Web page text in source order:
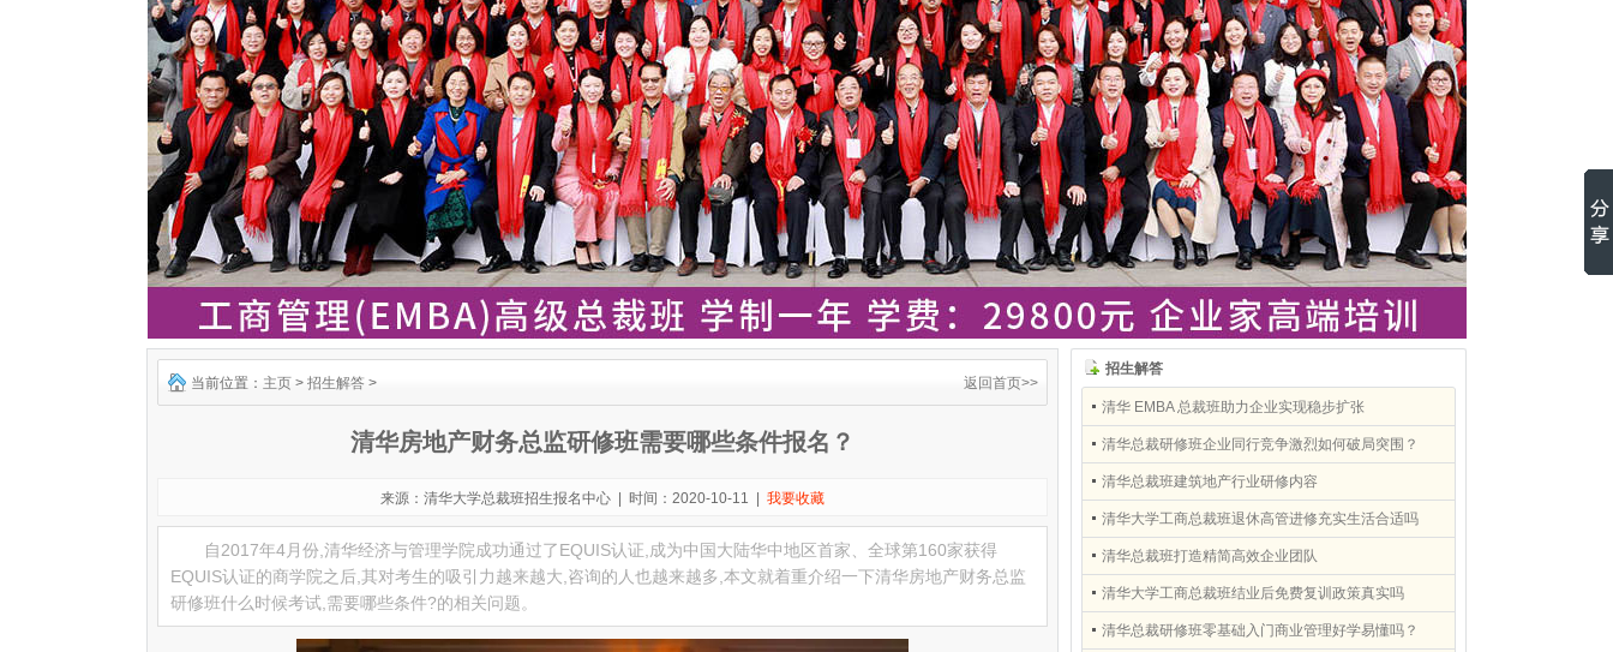
返回首页>>
当前位置： 主页 > 招生解答 >
清华房地产财务总监研修班需要哪些条件报名？
来源：清华大学总裁班招生报名中心 | 时间：2020-10-11 | 我要收藏
自2017年4月份,清华经济与管理学院成功通过了EQUIS认证,成为中国大陆华中地区首家、全球第160家获得
EQUIS认证的商学院之后,其对考生的吸引力越来越大,咨询的人也越来越多,本文就着重介绍一下清华房地产财务总监
研修班什么时候考试,需要哪些条件?的相关问题。
招生解答
清华 EMBA 总裁班助力企业实现稳步扩张
清华总裁研修班企业同行竞争激烈如何破局突围？
清华总裁班建筑地产行业研修内容
清华大学工商总裁班退休高管进修充实生活合适吗
清华总裁班打造精简高效企业团队
清华大学工商总裁班结业后免费复训政策真实吗
清华总裁研修班零基础入门商业管理好学易懂吗？